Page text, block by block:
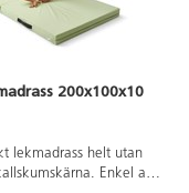
200x100x10
lekmadrass helt utan
Enkel att